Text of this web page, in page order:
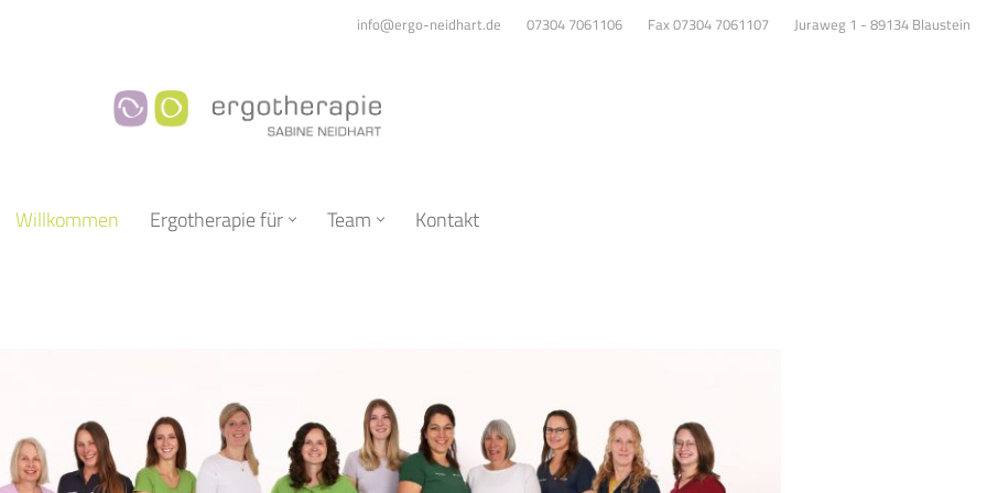
info@ergo-neidhart.de 07304 7061106 Fax 07304 7061107 Juraweg 1 - 89134 Blaustein
Willkommen Ergotherapie für Team Kontakt